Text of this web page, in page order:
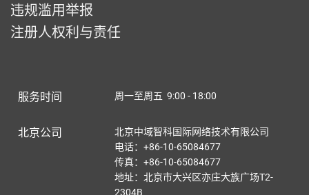
违规滥用举报
注册人权利与责任
服务时间 周一至周五 9:00 - 18:00
北京公司
北京中域智科国际网络技术有限公司
电话：+86-10-65084677
传真：+86-10-65084677
地址：北京市大兴区亦庄大族广场T2-
2304B